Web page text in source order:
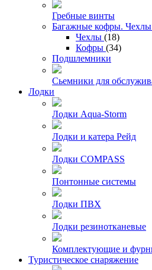
Гребные винты
Багажные кофры.
Чехлы (18)
Кофры (34)
Подшлемники
Сьемники для
Лодки
Лодки Aqua-Storm
Лодки и катера Рейд
Лодки COMPASS
Понтонные системы
Лодки ПВХ
Лодки резинотканевые
Комплектующие и
Туристическое снаряжение